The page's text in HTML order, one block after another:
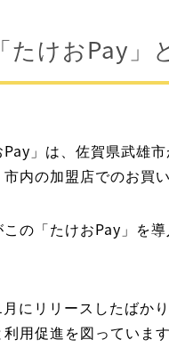
「たけおPay
Pay」は、佐賀県武雄
内の加盟店でのお買
の「たけおPay」を
にリリースしたばか
用促進を図っています